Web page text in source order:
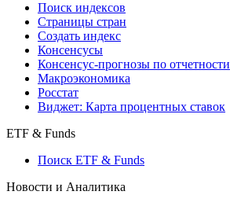
Поиск индексов
Страницы стран
Создать индекс
Консенсусы
Консенсус-прогнозы по отчетности
Макроэкономика
Росстат
Виджет: Карта процентных ставок
ETF & Funds
Поиск ETF & Funds
Новости и Аналитика